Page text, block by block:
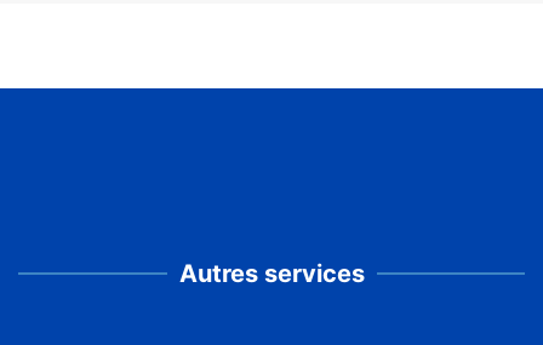
Autres services